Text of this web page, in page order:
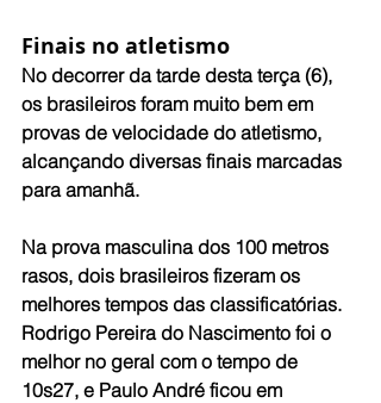
Finais no atletismo
No decorrer da tarde desta terça (6),
os brasileiros foram muito bem em
provas de velocidade do atletismo,
alcançando diversas finais marcadas
para amanhã.
Na prova masculina dos 100 metros
rasos, dois brasileiros fizeram os
melhores tempos das classificatórias.
Rodrigo Pereira do Nascimento foi o
melhor no geral com o tempo de
10s27, e Paulo André ficou em